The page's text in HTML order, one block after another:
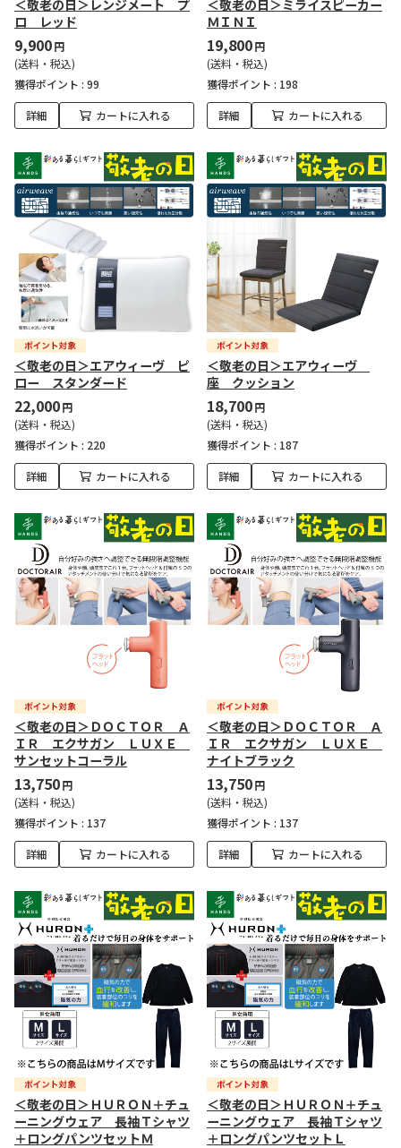
＜敬老の日＞レンジメート プ
ロ レッド
9,900円
(送料・税込)
獲得ポイント : 99
詳細 カートに入れる
＜敬老の日＞ミライスピーカー
ＭＩＮＩ
19,800円
(送料・税込)
獲得ポイント : 198
詳細 カートに入れる
＜敬老の日＞エアウィーヴ ピ
ロー スタンダード
22,000円
(送料・税込)
獲得ポイント : 220
詳細 カートに入れる
＜敬老の日＞エアウィーヴ
座 クッション
18,700円
(送料・税込)
獲得ポイント : 187
詳細 カートに入れる
＜敬老の日＞ＤＯＣＴＯＲ Ａ
ＩＲ エクサガン ＬＵＸＥ
サンセットコーラル
13,750円
(送料・税込)
獲得ポイント : 137
詳細 カートに入れる
＜敬老の日＞ＤＯＣＴＯＲ Ａ
ＩＲ エクサガン ＬＵＸＥ
ナイトブラック
13,750円
(送料・税込)
獲得ポイント : 137
詳細 カートに入れる
＜敬老の日＞ＨＵＲＯＮ＋チュ
ーニングウェア 長袖Ｔシャツ
＋ロングパンツセットＭ
＜敬老の日＞ＨＵＲＯＮ＋チュ
ーニングウェア 長袖Ｔシャツ
＋ロングパンツセットＬ